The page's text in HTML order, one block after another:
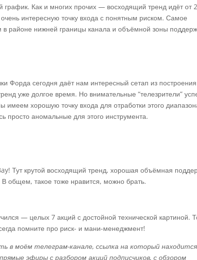
Как и многих прочих — восходящий тренд идёт от
интересную точку входа с понятным риском. Самое
в районе нижней границы канала и объёмной зоны
Форда сегодня даёт нам интересный сетап из построения
уже долгое время. Но внимательные “телезрители”
хорошую точку входа для отработки этого
просто аномальные для этого инструмента.
Тут крутой восходящий тренд, хорошая объёмная
общем, такое тоже нравится, можно брать.
— целых 7 акций с достойной технической картиной.
помните про риск- и мани-менеджмент!
в моём телеграм-канале, ссылка на который
эфиры с разбором акций подписчиков, с обзором